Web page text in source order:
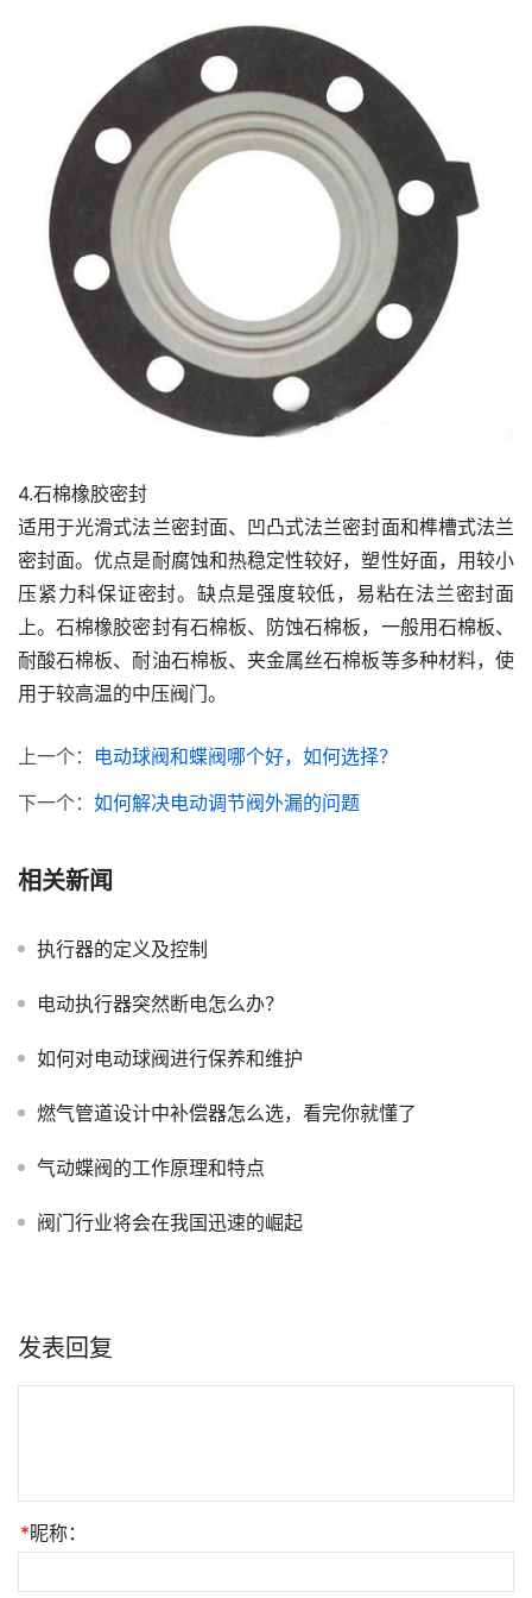
4.石棉橡胶密封
适用于光滑式法兰密封面、凹凸式法兰密封面和榫槽式法兰
密封面。优点是耐腐蚀和热稳定性较好，塑性好面，用较小
压紧力科保证密封。缺点是强度较低，易粘在法兰密封面
上。石棉橡胶密封有石棉板、防蚀石棉板，一般用石棉板、
耐酸石棉板、耐油石棉板、夹金属丝石棉板等多种材料，使
用于较高温的中压阀门。
上一个： 电动球阀和蝶阀哪个好，如何选择？
下一个： 如何解决电动调节阀外漏的问题
相关新闻
执行器的定义及控制
电动执行器突然断电怎么办？
如何对电动球阀进行保养和维护
燃气管道设计中补偿器怎么选，看完你就懂了
气动蝶阀的工作原理和特点
阀门行业将会在我国迅速的崛起
发表回复
*昵称：